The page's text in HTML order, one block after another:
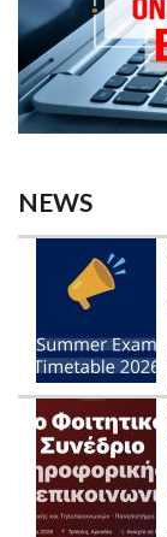
NEWS